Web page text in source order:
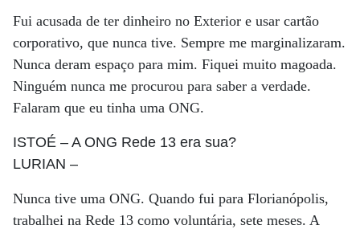
Fui acusada de ter dinheiro no Exterior e usar cartão
corporativo, que nunca tive. Sempre me marginalizaram.
Nunca deram espaço para mim. Fiquei muito magoada.
Ninguém nunca me procurou para saber a verdade.
Falaram que eu tinha uma ONG.
ISTOÉ – A ONG Rede 13 era sua?
LURIAN –
Nunca tive uma ONG. Quando fui para Florianópolis,
trabalhei na Rede 13 como voluntária, sete meses. A